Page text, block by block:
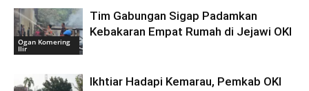
Ogan Komering
Ilir
Tim Gabungan Sigap Padamkan
Kebakaran Empat Rumah di Jejawi OKI
Ikhtiar Hadapi Kemarau, Pemkab OKI